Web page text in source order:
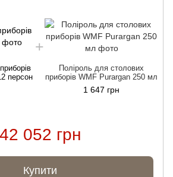
персон
Поліроль для столових
приборів WMF Purargan 250 мл
1 647 грн
42 052 грн
Купити